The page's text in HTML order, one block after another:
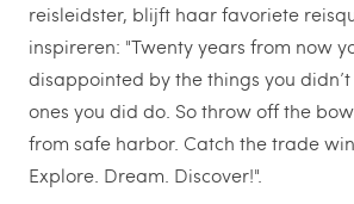
reisleidster, blijft haar favoriete
inspireren: "Twenty years from now
disappointed by the things you
ones you did do. So throw off the
from safe harbor. Catch the trade
Explore. Dream. Discover!".